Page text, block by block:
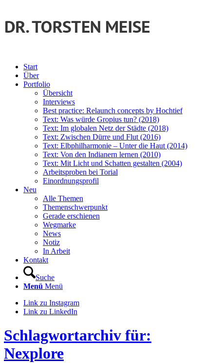
Start
Über
Portfolio
Übersicht
Interviews
Best practice: Relaunch concepts by Hochtief
Text: Was würde Gropius tun? (2018)
Text: Im globalen Netz der Städte (2018)
Text: Zwischen Dürre und Flut (2016)
Text: Elbphilharmonie – Unter die Haut (2014)
Text: Von den Indianern lernen (2010)
Text: Mit Licht und Schatten gestalten (2004)
Arbeitsproben bei Torial
Einordnungsprofil
Neu
Alle Themen
Themenschwerpunkt
Gerade erschienen
Wegmarke
News
Notiz
In Arbeit
Kontakt
Suche
Menü Menü
Link zu Instagram
Link zu LinkedIn
Schlagwortarchiv für:
Nexplore